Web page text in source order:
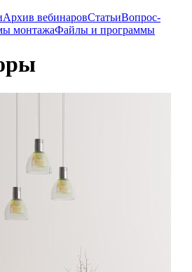
Архив вебинаровСтатьиВопрос-
монтажаФайлы и программы